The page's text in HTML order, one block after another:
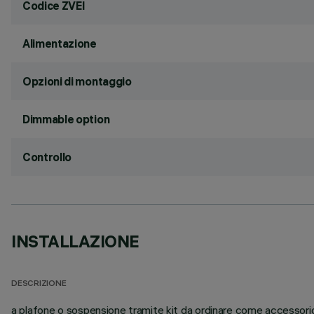
Codice ZVEI
Alimentazione
Opzioni di montaggio
Dimmable option
Controllo
INSTALLAZIONE
DESCRIZIONE
a plafone o sospensione tramite kit da ordinare come